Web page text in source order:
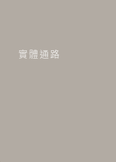
實體通路